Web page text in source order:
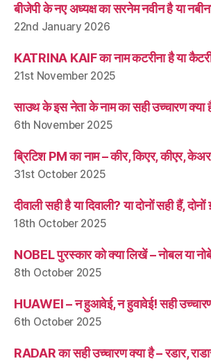
बीजेपी के नए अध्यक्ष का सरनेम नवीन है या
22nd January 2026
KATRINA KAIF का नाम कटरीना है या
21st November 2025
साउथ के इस नेता के नाम का सही उच्चारण क्या
6th November 2025
ब्रिटिश PM का नाम – कीर, किएर, कीएर,
31st October 2025
दीवाली सही है या दिवाली? या दोनों सही हैं,
18th October 2025
NOBEL पुरस्कार को क्या लिखें – नोबल या
8th October 2025
HUAWEI – न हुआवेई, न हुवावेई! सही
6th October 2025
RADAR का सही उच्चारण क्या है – रडार,